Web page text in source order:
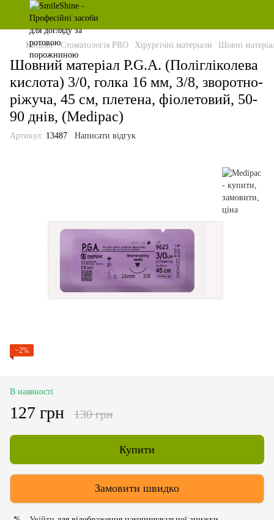
Каталог Стоматологія PRO Хірургічні матеріали Шовні
Шовний матеріал P.G.A. (Полігліколева
кислота) 3/0, голка 16 мм, 3/8, зворотно-
ріжуча, 45 см, плетена, фіолетовий, 50-
90 днів, (Medipac)
Артикул: 13487 Написати відгук
−2%
В наявності
127 грн 130 грн
Купити
Замовити швидко